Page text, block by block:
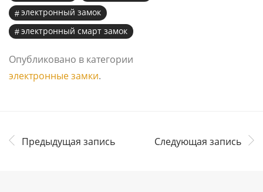
электронный замок
электронный смарт замок
Опубликовано в категории
электронные замки.
Предыдущая запись Следующая запись